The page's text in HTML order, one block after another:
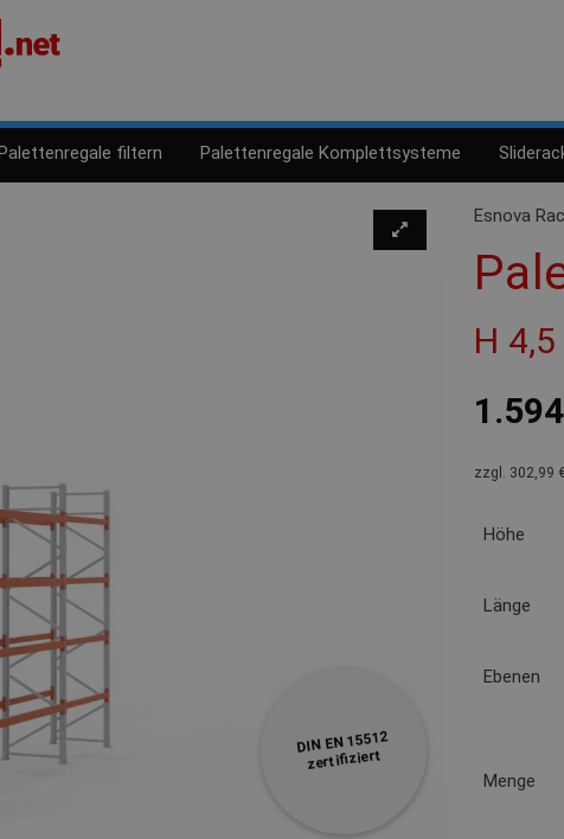
filtern Palettenregale Komplettsysteme
DIN EN 15512
zertifiziert
Esnova
H
zzgl. 302,99
Höhe
Länge
Ebenen
Menge